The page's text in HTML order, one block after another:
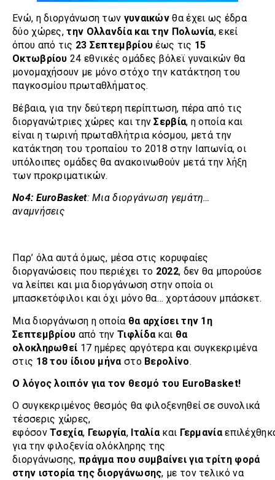
Ενώ, η διοργάνωση των γυναικών θα έχει ως έδρα
δύο χώρες,την Ολλανδία και την Πολωνία, εκεί
όπου από τις 23 Σεπτεμβρίου έως τις 15
Οκτωβρίου 24 εθνικές ομάδες βόλεϊ γυναικών θα
μονομαχήσουν με μόνο στόχο την κατάκτηση του
παγκοσμίου πρωταθλήματος.
Βέβαια, για την δεύτερη περίπτωση, πέρα από τις
διοργανώτριες χώρες και τηνΣερβία, η οποία και
είναι η τωρινή πρωταθλήτρια κόσμου, μετά την
κατάκτηση του τροπαίου το 2018 στην Ιαπωνία, οι
υπόλοιπες ομάδες θα ανακοινωθούν μετά την λήξη
των προκριματικών.
Νο4: EuroBasket: Μια διοργάνωση γεμάτη…
αναμνήσεις
Παρ’ όλα αυτά όμως, μέσα στις κορυφαίες
διοργανώσεις που περιέχει το 2022, δεν θα μπορούσε
να λείπει και μια διοργάνωση στην οποία οι
μπασκετόφιλοι και όχι μόνο θα… χορτάσουν μπάσκετ.
Μια διοργάνωση η οποία θα αρχίσει την 1η
Σεπτεμβρίου από τηνΤιφλίδα και θα
ολοκληρωθεί 17 ημέρες αργότερα και συγκεκριμένα
στις 18 του ίδιου μήνα στο Βερολίνο.
Ο λόγος λοιπόν για τον θεσμό του EuroBasket!
Ο συγκεκριμένος θεσμός θα φιλοξενηθεί σε συνολικά
τέσσερις χώρες,
εφόσονΤσεχία, Γεωργία, Ιταλίακαι Γερμανία
για την φιλοξενία ολόκληρης της
διοργάνωσης, πράγμα που συμβαίνει για τρίτη φορά
στην ιστορία της διοργάνωσης, με τον τελικό να